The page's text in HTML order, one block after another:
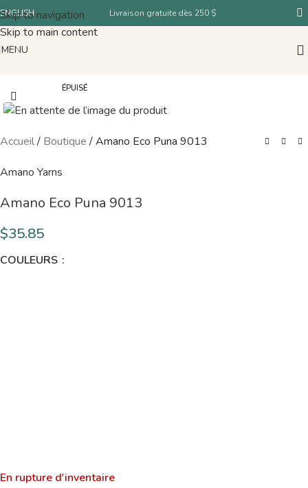
Skip to navigation
Skip to main content
ENGLISH Livraison gratuite dès 250 $
MENU
ÉPUISÉ
Accueil/ Boutique /Amano Eco Puna 9013
Amano Yarns
Amano Eco Puna 9013
$35.85
COULEURS
En rupture d'inventaire